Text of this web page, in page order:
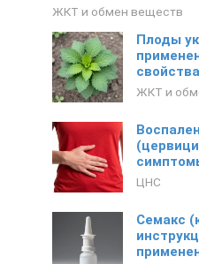
ЖКТ и обмен веществ
Плоды
свойства
ЖКТ и
ЦНС
Семакс